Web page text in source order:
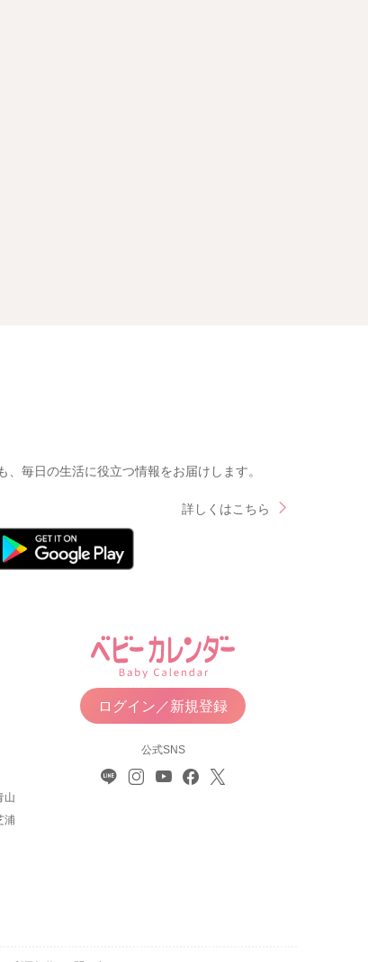
毎日の生活に役立つ情報をお届けします。
詳しくはこちら
山
浦
ログイン／新規登録
公式SNS